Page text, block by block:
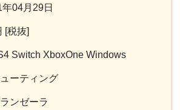
04月29日
[税抜]
Switch XboxOne Windows
ーティング
ンゼーラ